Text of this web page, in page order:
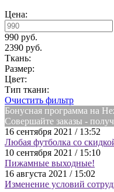
Цена:
990 руб.
2390 руб.
Ткань:
Размер:
Цвет:
Тип ткани:
Очистить фильтр
Бонусная программа на
Совершайте заказы -
16 сентября 2021 / 13:52
Любая футболка со
10 сентября 2021 / 15:10
Пижамные выходные!
16 августа 2021 / 15:02
Изменение условий